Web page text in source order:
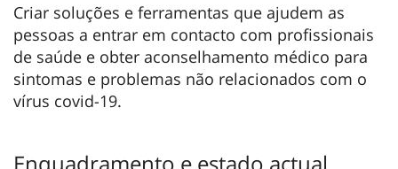
Criar soluções e ferramentas que ajudem as
pessoas a entrar em contacto com profissionais
de saúde e obter aconselhamento médico para
sintomas e problemas não relacionados com o
vírus covid-19.
Enquadramento e estado actual